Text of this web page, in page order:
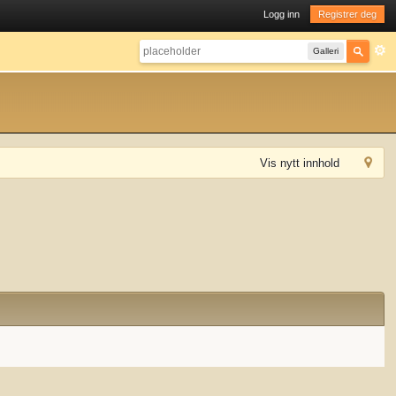
Logg inn Registrer deg
Galleri
Vis nytt innhold